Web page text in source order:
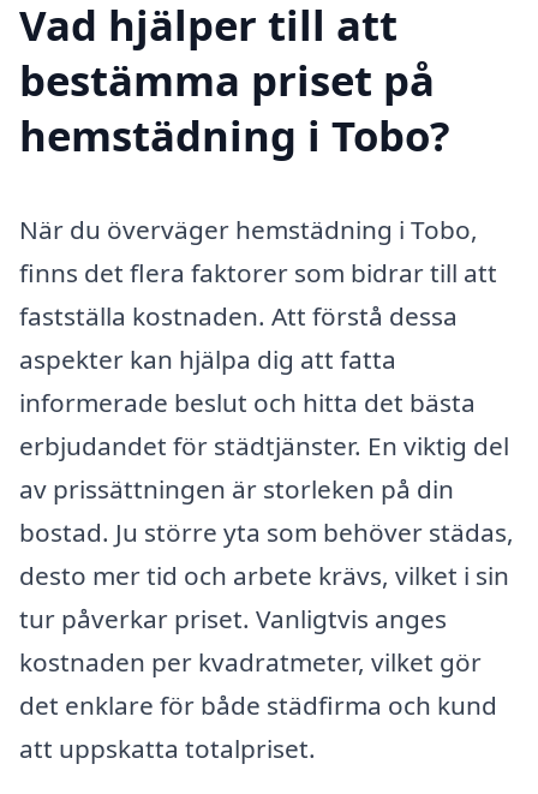
Vad hjälper till att
bestämma priset på
hemstädning i Tobo?
När du överväger hemstädning i Tobo,
finns det flera faktorer som bidrar till att
fastställa kostnaden. Att förstå dessa
aspekter kan hjälpa dig att fatta
informerade beslut och hitta det bästa
erbjudandet för städtjänster. En viktig del
av prissättningen är storleken på din
bostad. Ju större yta som behöver städas,
desto mer tid och arbete krävs, vilket i sin
tur påverkar priset. Vanligtvis anges
kostnaden per kvadratmeter, vilket gör
det enklare för både städfirma och kund
att uppskatta totalpriset.